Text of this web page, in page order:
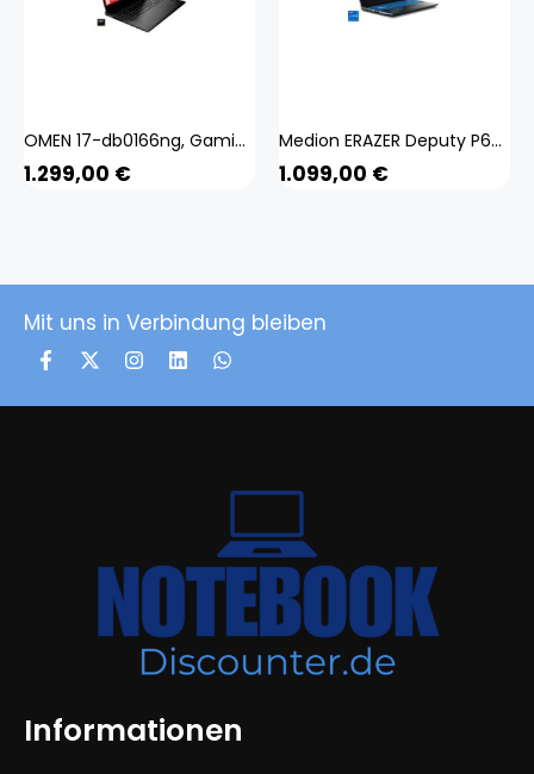
OMEN 17-db0166ng, Gaming-Notebook
1.299,00 €
Medion ERAZER Deputy P60i (MD62688), Gaming-Notebook
1.099,00 €
Mit uns in Verbindung bleiben
Informationen